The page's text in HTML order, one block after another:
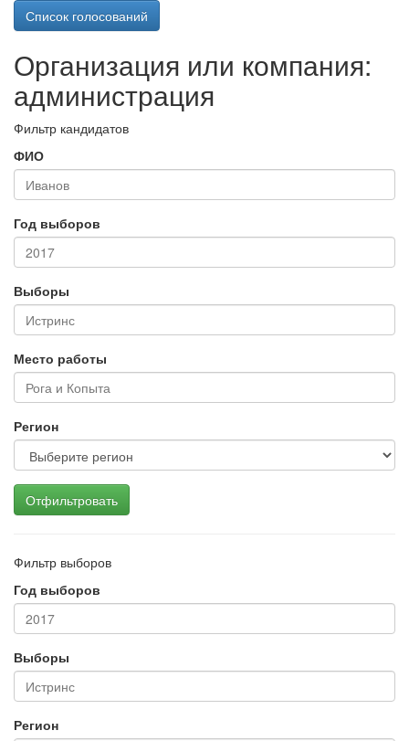
Список голосований
Организация или компания:
администрация
Фильтр кандидатов
ФИО
Год выборов
Выборы
Место работы
Регион
Отфильтровать
Фильтр выборов
Год выборов
Выборы
Регион